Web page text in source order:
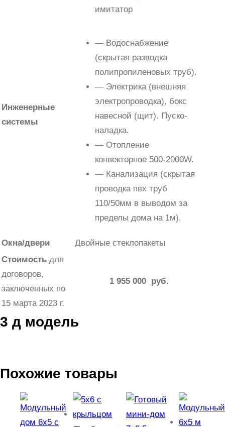
имитатор
Инженерные
системы
— Водоснабжение
(скрытая разводка
полипропиленовых труб).
— Электрика (внешняя
электропроводка), бокс
навесной (щит). Пуско-
наладка.
— Отопление
конвекторное 500-2000W.
— Канализация (скрытая
проводка пвх труб
110/50мм в выводом за
пределы дома на 1м).
Окна/двери
Двойные стеклопакеты
Стоимость для
договоров,
заключенных по
15 марта 2023 г.
1 955 000 руб.
3 д модель
Похожие товары